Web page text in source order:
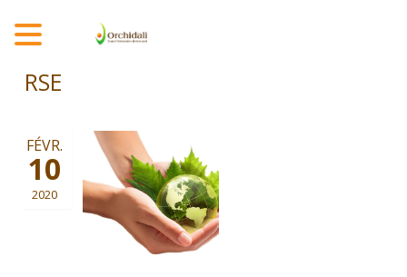
RSE
FÉVR.
10
2020